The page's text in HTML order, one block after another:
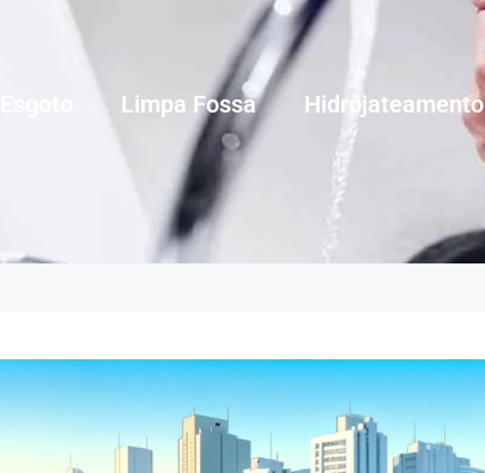
Limpa Fossa
Hidrojateamento